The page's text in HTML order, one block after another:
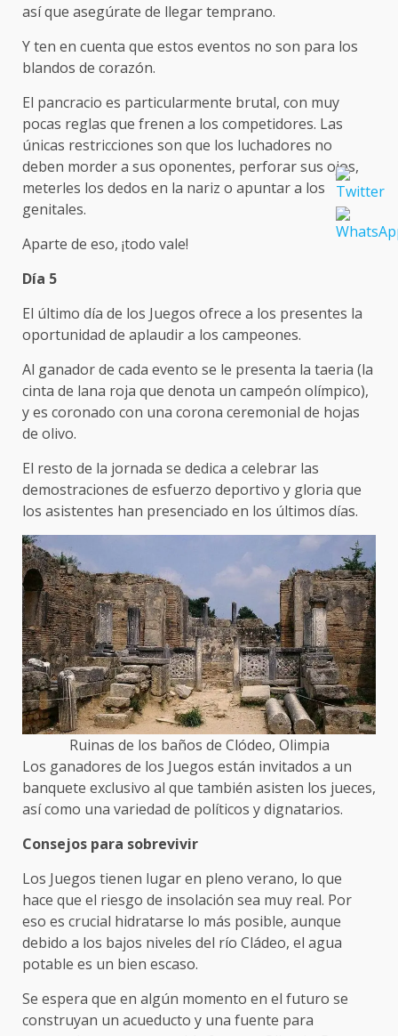
así que asegúrate de llegar temprano.
Y ten en cuenta que estos eventos no son para los
blandos de corazón.
El pancracio es particularmente brutal, con muy
pocas reglas que frenen a los competidores. Las
únicas restricciones son que los luchadores no
deben morder a sus oponentes, perforar sus ojos,
meterles los dedos en la nariz o apuntar a los
genitales.
Aparte de eso, ¡todo vale!
Día 5
El último día de los Juegos ofrece a los presentes la
oportunidad de aplaudir a los campeones.
Al ganador de cada evento se le presenta la taeria (la
cinta de lana roja que denota un campeón olímpico),
y es coronado con una corona ceremonial de hojas
de olivo.
El resto de la jornada se dedica a celebrar las
demostraciones de esfuerzo deportivo y gloria que
los asistentes han presenciado en los últimos días.
Ruinas de los baños de Clódeo, Olimpia
Los ganadores de los Juegos están invitados a un
banquete exclusivo al que también asisten los jueces,
así como una variedad de políticos y dignatarios.
Consejos para sobrevivir
Los Juegos tienen lugar en pleno verano, lo que
hace que el riesgo de insolación sea muy real. Por
eso es crucial hidratarse lo más posible, aunque
debido a los bajos niveles del río Cládeo, el agua
potable es un bien escaso.
Se espera que en algún momento en el futuro se
construyan un acueducto y una fuente para